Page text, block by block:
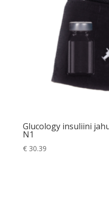
Glucology insuliini
N1
€30.39